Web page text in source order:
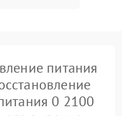
питания
0 2100